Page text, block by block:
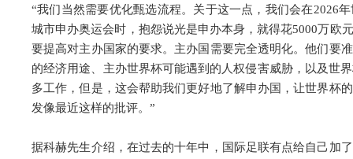
“我们当然需要优化甄选流程。关于这一点，我们会在2026
城市申办奥运会时，抱怨说光是申办本身，就得花5000万欧
要提高对主办国家的要求。主办国需要完全透明化。他们要
的经济用途、主办世界杯可能遇到的人权侵害威胁，以及世
多工作，但是，这会帮助我们更好地了解申办国，让世界杯
发像最近这样的批评。”
据科赫先生介绍，在过去的十年中，国际足联有点给自己加